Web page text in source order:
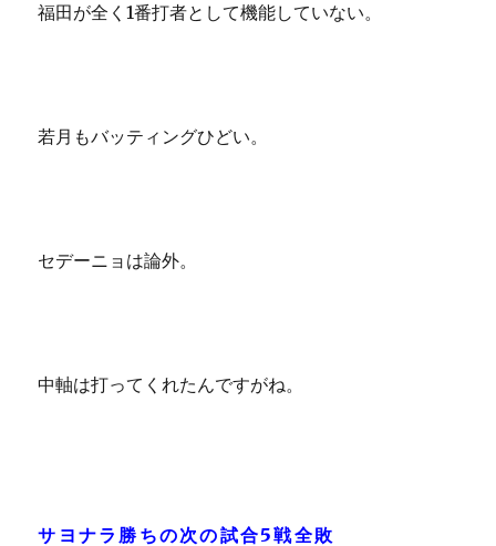
福田が全く1番打者として機能していない。
若月もバッティングひどい。
セデーニョは論外。
中軸は打ってくれたんですがね。
サヨナラ勝ちの次の試合5戦全敗